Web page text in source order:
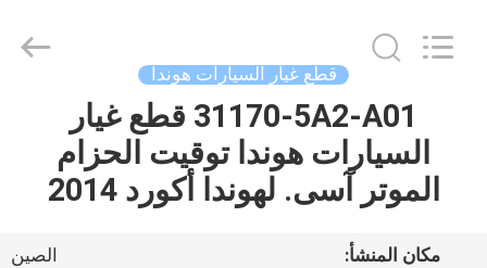
الصفحة
الرئيسية
Limited.
قطع غيار السيارات هوندا
31170-5A2-A01 قطع غيار
السيارات هوندا توقيت الحزام
الموتر آسى. لهوندا أكورد 2014
مكان المنشأ:
الصين